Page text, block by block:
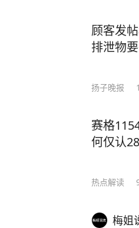
第一支“
代。
顾客发
排泄物
扬子晚报 1
赛格
何仅认
热点解读
梅姐